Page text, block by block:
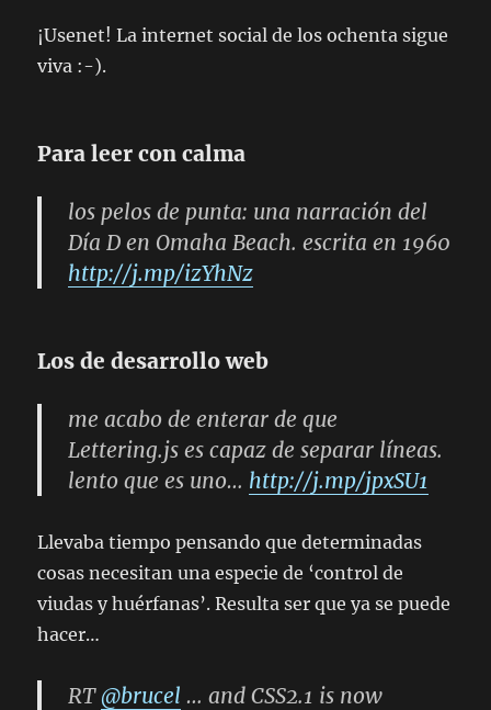
¡Usenet! La internet social de los ochenta sigue
viva :-).
Para leer con calma
los pelos de punta: una narración del
Día D en Omaha Beach. escrita en 1960
http://j.mp/izYhNz
Los de desarrollo web
me acabo de enterar de que
Lettering.js es capaz de separar líneas.
lento que es uno… http://j.mp/jpxSU1
Llevaba tiempo pensando que determinadas
cosas necesitan una especie de ‘control de
viudas y huérfanas’. Resulta ser que ya se puede
hacer…
RT @brucel … and CSS2.1 is now